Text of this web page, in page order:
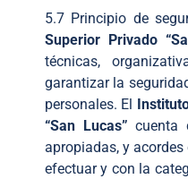
5.7 Principio de
Superior Privado
técnicas,
garantizar la
personales. El
“San Lucas”cuenta
apropiadas, y
efectuar y con la